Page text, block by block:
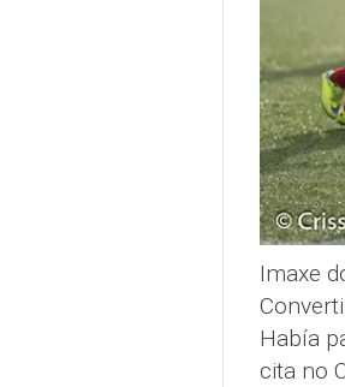
Imaxe
Había
cita no